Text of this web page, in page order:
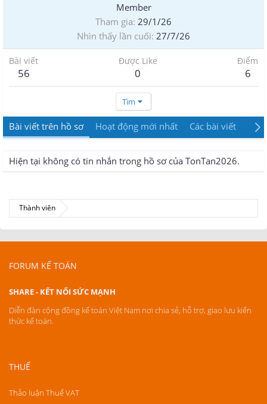
Member
Tham gia 29/1/26
Nhìn thấy lần cuối 27/7/26
Bài viết
56
Được Like
0
Điểm
6
Tìm
Bài viết trên hồ sơ Hoạt động mới nhất Các bài viết
Hiện tại không có tin nhắn trong hồ sơ của TonTan2026.
Thành viên
FORUM KẾ TOÁN
SHARE - KẾT NỐI SỨC MẠNH
Diễn đàn cộng đồng kế toán Việt Nam nơi chia sẻ, hỗ trợ, giao lưu kiến
thức kế toán.
THUẾ
Thảo luận Thuế VAT